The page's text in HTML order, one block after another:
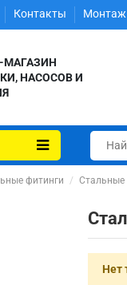
Контакты Монтаж
МАГАЗИН
НАСОСОВ И
фитинги Стальные
Нет